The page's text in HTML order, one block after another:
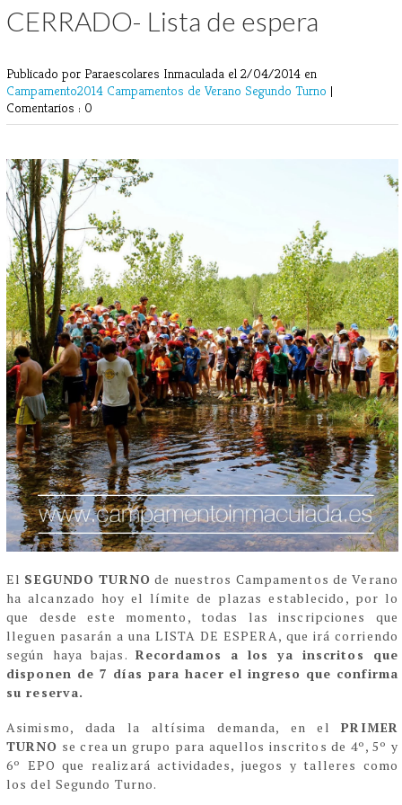
CERRADO- Lista de espera
Publicado por Paraescolares Inmaculada el 2/04/2014 en
Campamento2014 Campamentos de Verano Segundo Turno |
Comentarios : 0
El SEGUNDO TURNO de nuestros Campamentos de Verano
ha alcanzado hoy el límite de plazas establecido, por lo
que desde este momento, todas las inscripciones que
lleguen pasarán a una LISTA DE ESPERA, que irá corriendo
según haya bajas. Recordamos a los ya inscritos que
disponen de 7 días para hacer el ingreso que confirma
su reserva.
Asimismo, dada la altísima demanda, en elPRIMER
TURNO se crea un grupo para aquellos inscritos de 4º, 5º y
6º EPO que realizará actividades, juegos y talleres como
los del Segundo Turno.